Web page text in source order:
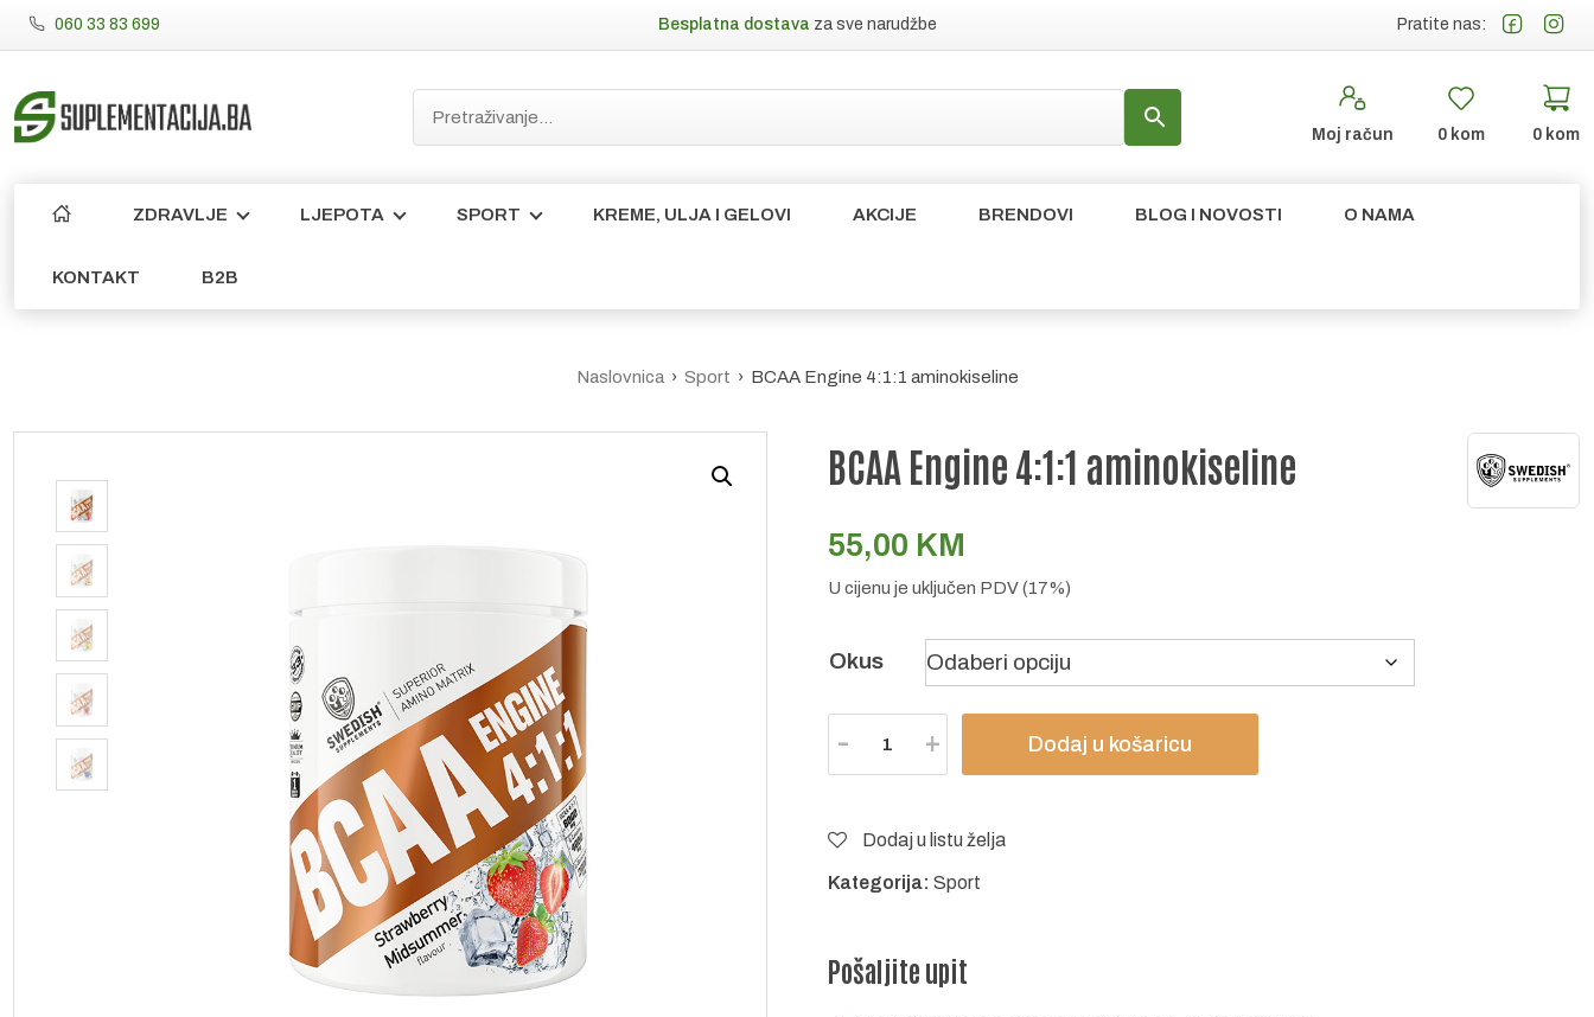
060 33 83 699 Besplatna dostava za sve narudžbe Pratite nas:
Moj račun 0 kom 0 kom
ZDRAVLJE LJEPOTA SPORT KREME, ULJA I GELOVI AKCIJE BRENDOVI BLOG I NOVOSTI O NAMA
KONTAKT B2B
Naslovnica› Sport › BCAA Engine 4:1:1 aminokiseline
BCAA Engine 4:1:1 aminokiseline
55,00 KM
U cijenu je uključen PDV (17%)
Okus
Dodaj u košaricu
Dodaj u listu želja
Kategorija: Sport
Pošaljite upit